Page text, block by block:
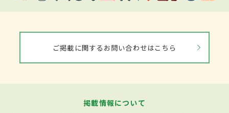
ご掲載に関するお問い合わせはこちら
掲載情報について